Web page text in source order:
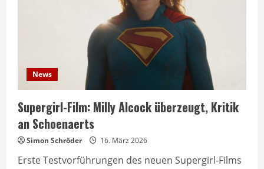
News
Supergirl-Film: Milly Alcock überzeugt, Kritik
an Schoenaerts
Simon Schröder 16. März 2026
Erste Testvorführungen des neuen Supergirl-Films